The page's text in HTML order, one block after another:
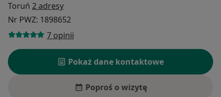
Toruń 2 adresy
Nr PWZ: 1898652
7 opinii
Pokaż dane kontaktowe
Poproś o wizytę